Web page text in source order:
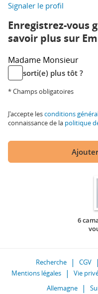
Signaler le profil
Enregistrez-vous
savoir plus sur
Madame Monsieur
sorti(e) plus tôt ?
* Champs obligatoires
J'accepte lesconditions
connaissance de la politique
6
Recherche CGV
Mentions légales
Vie
Allemagne